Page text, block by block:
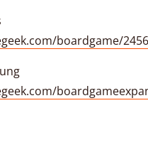
boardgame/